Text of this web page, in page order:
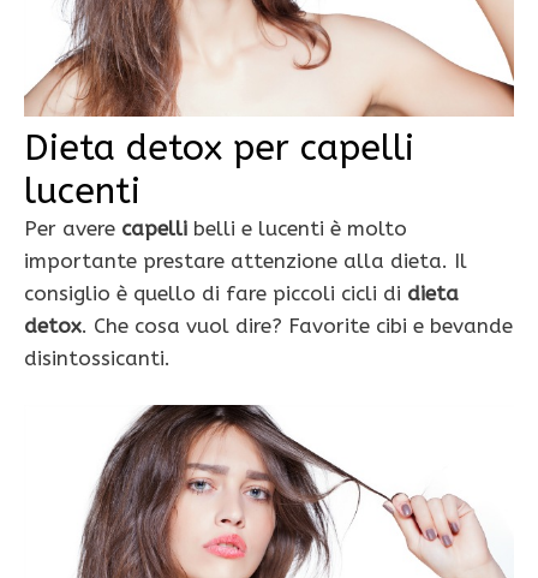
Dieta detox per capelli
lucenti
Per avere capelli belli e lucenti è molto
importante prestare attenzione alla dieta. Il
consiglio è quello di fare piccoli cicli di dieta
detox. Che cosa vuol dire? Favorite cibi e bevande
disintossicanti.